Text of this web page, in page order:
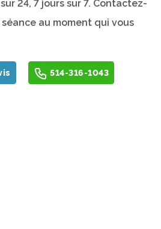
24, 7 jours sur 7. Contactez-
au moment qui vous
514-316-1043